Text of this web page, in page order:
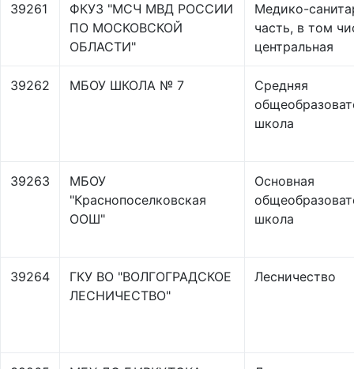
39261
ФКУЗ "МСЧ МВД РОССИИ
ПО МОСКОВСКОЙ
ОБЛАСТИ"
Медико-
часть, в том
центральная
39262 МБОУ ШКОЛА № 7
Средняя
школа
39263
МБОУ
"Краснопоселковская
ООШ"
Основная
школа
39264
ГКУ ВО "ВОЛГОГРАДСКОЕ
ЛЕСНИЧЕСТВО"
Лесничество